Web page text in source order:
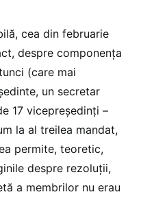
cea din februarie
despre componența
(care mai
un secretar
17 vicepreședinți –
la al treilea mandat,
permite, teoretic,
despre rezoluții,
a membrilor nu erau